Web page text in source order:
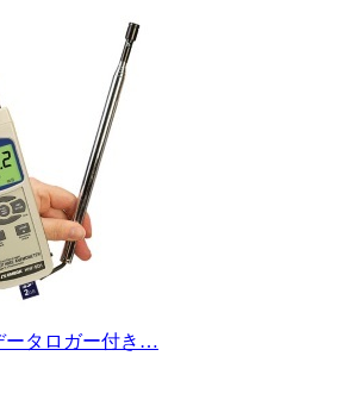
ータロガー付き…